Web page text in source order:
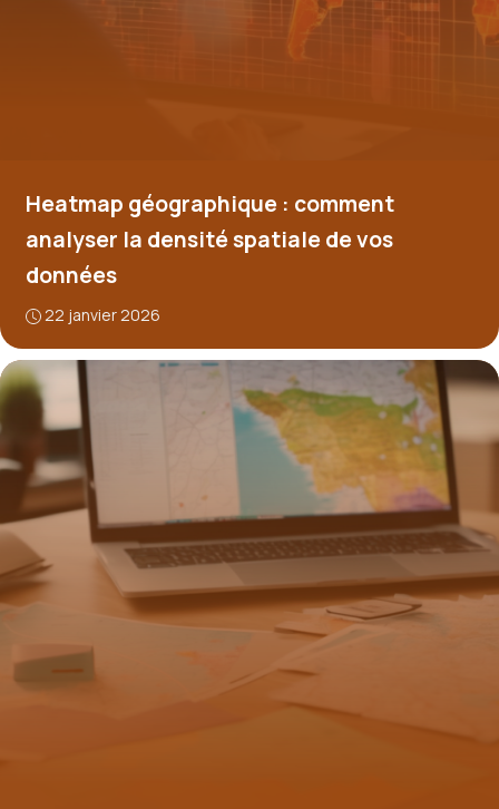
Heatmap géographique : comment
analyser la densité spatiale de vos
données
22 janvier 2026